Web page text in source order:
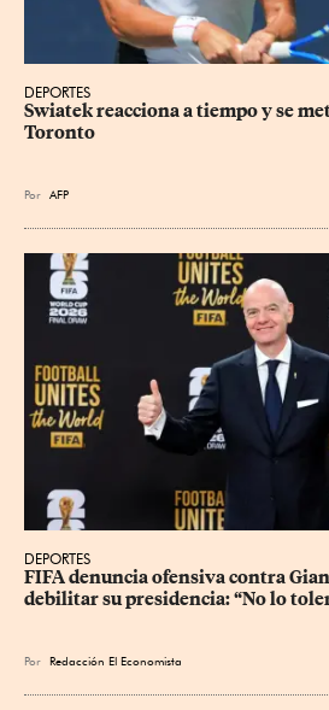
DEPORTES
Swiatek reacciona a tiempo y se
Toronto
Por AFP
DEPORTES
FIFA denuncia ofensiva contra
debilitar su presidencia: “No lo
Por Redacción El Economista